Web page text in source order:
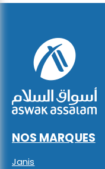
NOS MARQUES
Janis